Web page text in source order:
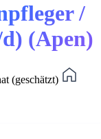
/
(Apen)
(geschätzt)